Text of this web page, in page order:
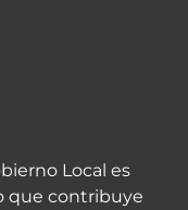
Local es
que contribuye